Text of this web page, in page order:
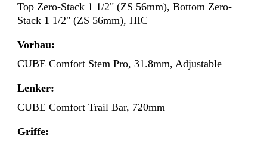
Top Zero-Stack 1 1/2" (ZS 56mm), Bottom Zero-
Stack 1 1/2" (ZS 56mm), HIC
Vorbau:
CUBE Comfort Stem Pro, 31.8mm, Adjustable
Lenker:
CUBE Comfort Trail Bar, 720mm
Griffe: